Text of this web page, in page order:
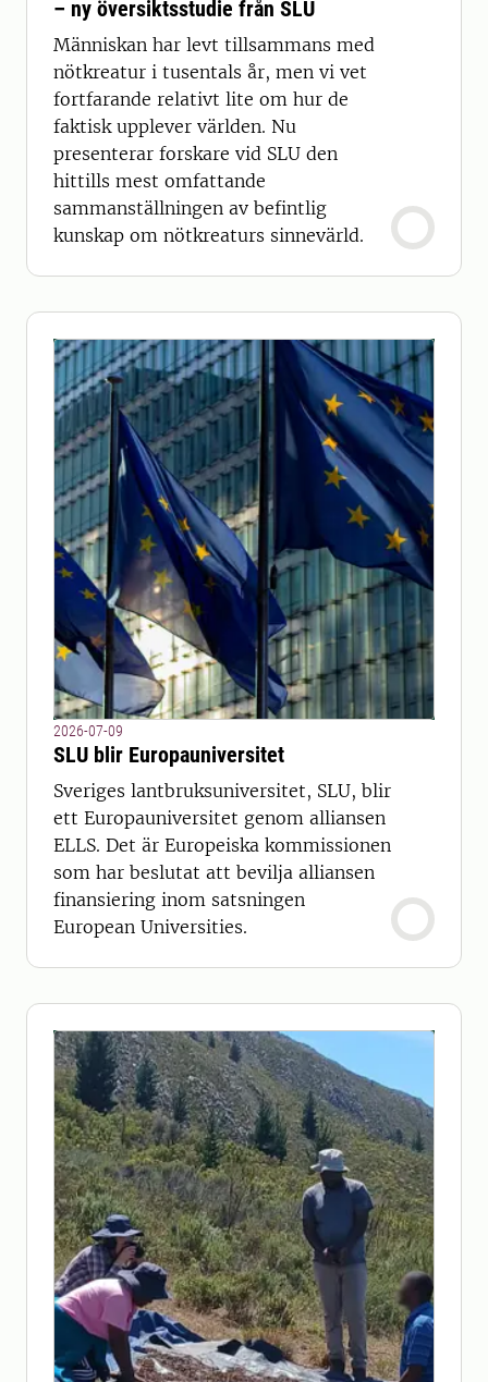
– ny översiktsstudie från SLU
Människan har levt tillsammans med
nötkreatur i tusentals år, men vi vet
fortfarande relativt lite om hur de
faktisk upplever världen. Nu
presenterar forskare vid SLU den
hittills mest omfattande
sammanställningen av befintlig
kunskap om nötkreaturs sinnevärld.
2026-07-09
SLU blir Europauniversitet
Sveriges lantbruksuniversitet, SLU, blir
ett Europauniversitet genom alliansen
ELLS. Det är Europeiska kommissionen
som har beslutat att bevilja alliansen
finansiering inom satsningen
European Universities.